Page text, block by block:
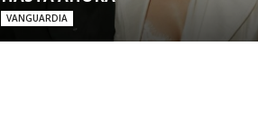
VANGUARDIA